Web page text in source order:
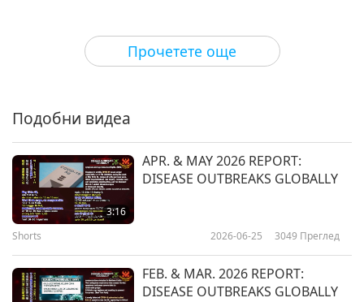
Прочетете още
растителна основа, е дошло от страдащи,
Помислете за това. Представете си, че сте
вие.
И спрете да ги ядете или да използвате
продукти от животни-хора. Благословете се с
чиста, веганска, растителна храна.
За повече подробности и свободно изтегляне,
Подобни видеа
3:16
APR. & MAY 2026 REPORT:
DISEASE OUTBREAKS GLOBALLY
Shorts 2026-06-25 3049 Преглед
FEB. & MAR. 2026 REPORT:
DISEASE OUTBREAKS GLOBALLY